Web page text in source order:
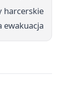
harcerskie
ewakuacja